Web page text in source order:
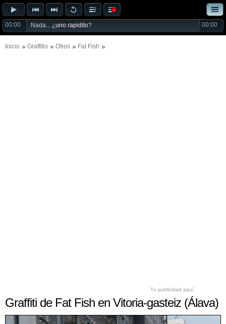
00:00 Nada... ¿uno rapidito? 00:00
Inicio Graffitis Otros Fat Fish
Tu publicidad aquí
Graffiti de Fat Fish en Vitoria-gasteiz (Álava)